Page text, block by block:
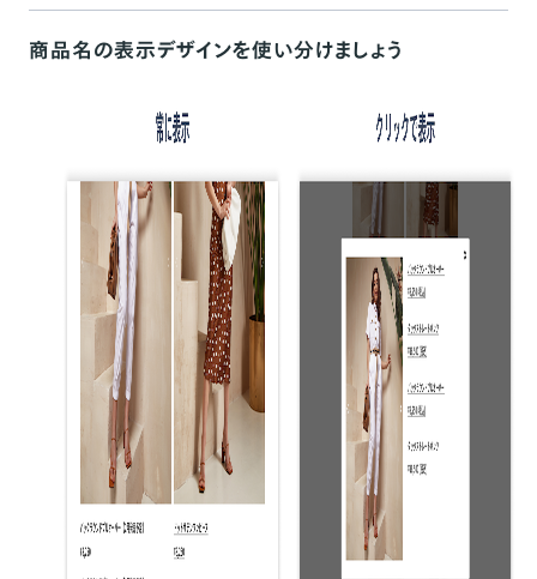
商品名の表示デザインを使い分けましょう